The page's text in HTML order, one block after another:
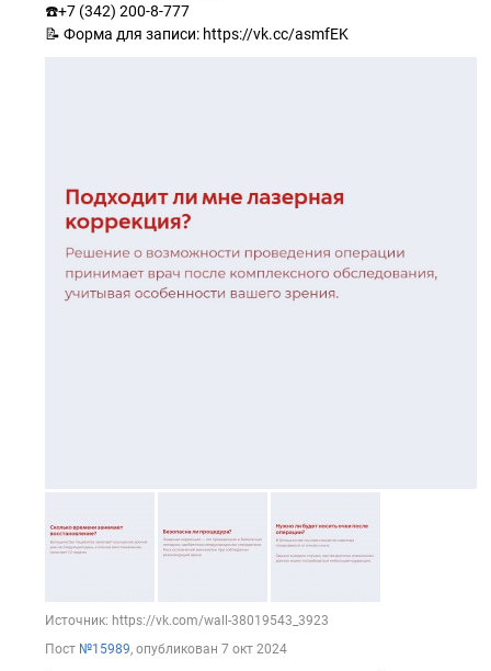
☎️+7 (342) 200-8-777
📝 Форма для записи: https://vk.cc/asmfEK
Источник: https://vk.com/wall-38019543_3923
Пост №15989, опубликован 7 окт 2024